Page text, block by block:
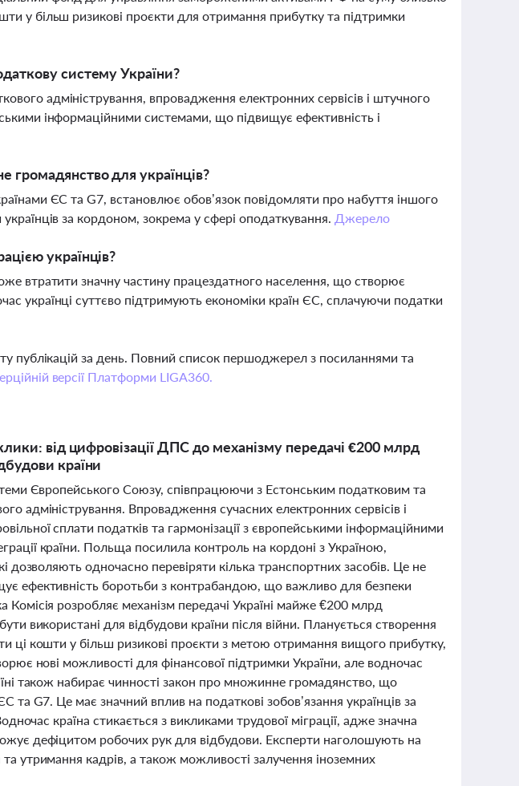
у більш ризикові проєкти для отримання прибутку та підтримки
систему України?
адміністрування, впровадження електронних сервісів і штучного
інформаційними системами, що підвищує ефективність і
громадянство для українців?
ЄС та G7, встановлює обов’язок повідомляти про набуття іншого
за кордоном, зокрема у сфері оподаткування. Джерело
українців?
втратити значну частину працездатного населення, що створює
українці суттєво підтримують економіки країн ЄС, сплачуючи податки
публікацій за день. Повний список першоджерел з посиланнями та
версії Платформи LIGA360.
від цифровізації ДПС до механізму передачі €200 млрд
країни
Європейського Союзу, співпрацюючи з Естонським податковим та
адміністрування. Впровадження сучасних електронних сервісів і
сплати податків та гармонізації з європейськими інформаційними
країни. Польща посилила контроль на кордоні з Україною,
дозволяють одночасно перевіряти кілька транспортних засобів. Це не
ефективність боротьби з контрабандою, що важливо для безпеки
розробляє механізм передачі Україні майже €200 млрд
використані для відбудови країни після війни. Планується створення
ці кошти у більш ризикові проєкти з метою отримання вищого прибутку,
нові можливості для фінансової підтримки України, але водночас
також набирає чинності закон про множинне громадянство, що
та G7. Це має значний вплив на податкові зобов’язання українців за
країна стикається з викликами трудової міграції, адже значна
дефіцитом робочих рук для відбудови. Експерти наголошують на
утримання кадрів, а також можливості залучення іноземних